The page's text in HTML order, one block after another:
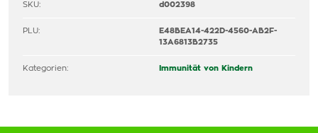
SKU: d002398
PLU:
E48BEA14-422D-4560-AB2F-
13A6813B2735
Kategorien: Immunität von Kindern